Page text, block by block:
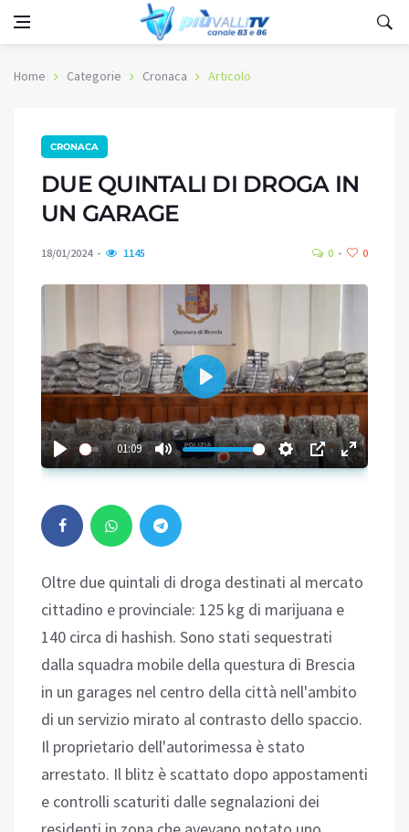
Home Categorie Cronaca Articolo
CRONACA
DUE QUINTALI DI DROGA IN
UN GARAGE
18/01/2024 1145 0 0
01:09
Play
Oltre due quintali di droga destinati al mercato
cittadino e provinciale: 125 kg di marijuana e
140 circa di hashish. Sono stati sequestrati
dalla squadra mobile della questura di Brescia
in un garages nel centro della città nell'ambito
di un servizio mirato al contrasto dello spaccio.
Il proprietario dell'autorimessa è stato
arrestato. Il blitz è scattato dopo appostamenti
e controlli scaturiti dalle segnalazioni dei